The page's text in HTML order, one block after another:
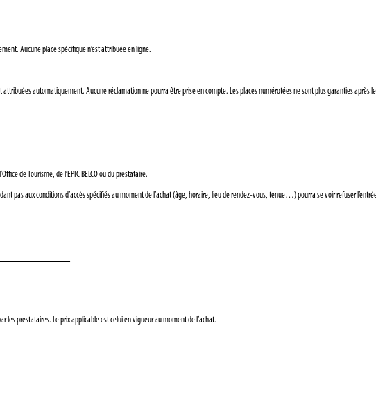
Aucune place spécifique n’est attribuée en ligne.
automatiquement. Aucune réclamation ne pourra être prise en compte. Les places numérotées ne sont plus garanties après
de Tourisme, de l’EPIC BELCO ou du prestataire.
pas aux conditions d’accès spécifiés au moment de l’achat (âge, horaire, lieu de rendez-vous, tenue…) pourra se voir refuser
les prestataires. Le prix applicable est celui en vigueur au moment de l’achat.